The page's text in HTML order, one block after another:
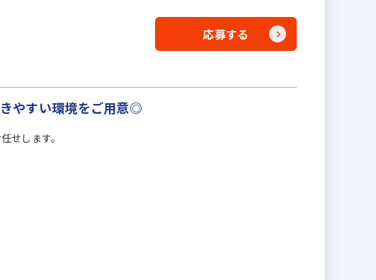
応募する
やすい環境をご用意◎
せします。